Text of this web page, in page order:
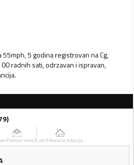
5 godina registrovan na Cg,
radnih sati, odrzavan i ispravan,
)
email verifikovana lokacija